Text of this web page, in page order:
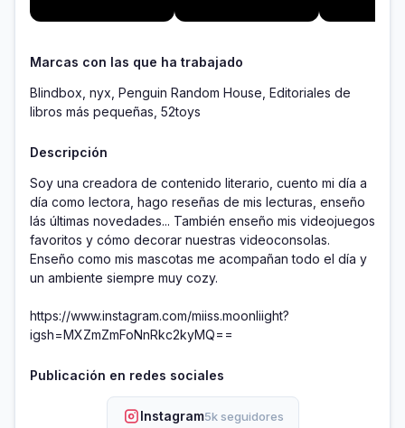
Marcas con las que ha trabajado
Blindbox, nyx, Penguin Random House, Editoriales de
libros más pequeñas, 52toys
Descripción
Soy una creadora de contenido literario, cuento mi día a
día como lectora, hago reseñas de mis lecturas, enseño
lás últimas novedades... También enseño mis videojuegos
favoritos y cómo decorar nuestras videoconsolas.
Enseño como mis mascotas me acompañan todo el día y
un ambiente siempre muy cozy.
https://www.instagram.com/miiss.moonliight?
igsh=MXZmZmFoNnRkc2kyMQ==
Publicación en redes sociales
Instagram5k seguidores